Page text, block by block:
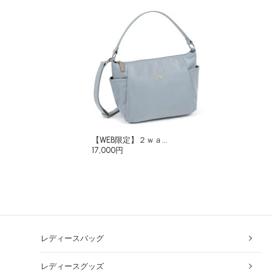
【WEB限定】２ｗａ...
17,000円
レディースバッグ
レディースグッズ